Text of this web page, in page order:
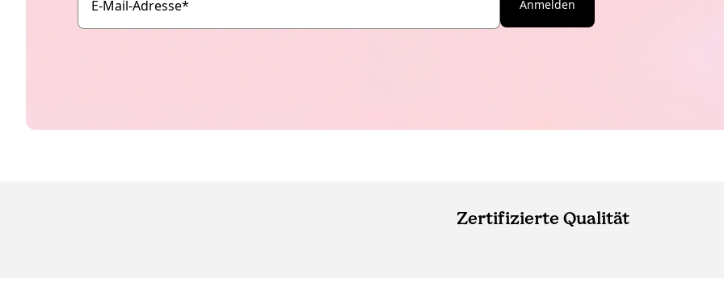
E-Mail-Adresse* Anmelden
Zertifizierte Qualität